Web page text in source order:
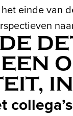
einde van
collega’s